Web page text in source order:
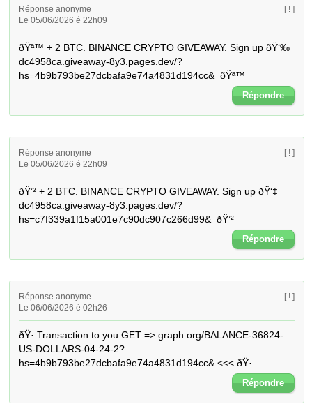
Réponse anonyme
Le 05/06/2026 é 22h09
[ ! ]
ðŸª™ + 2 BTC. BINANCE CRYPTO GIVEAWAY. Sign up ðŸ‘‰
dc4958ca.giveaway-8y3.pages.dev/?
hs=4b9b793be27dcbafa9e74a4831d194cc&  ðŸª™
Répondre
Réponse anonyme
Le 05/06/2026 é 22h09
[ ! ]
ðŸ’² + 2 BTC. BINANCE CRYPTO GIVEAWAY. Sign up ðŸ‘‡
dc4958ca.giveaway-8y3.pages.dev/?
hs=c7f339a1f15a001e7c90dc907c266d99&  ðŸ’²
Répondre
Réponse anonyme
Le 06/06/2026 é 02h26
[ ! ]
ðŸ· Transaction to you.GET => graph.org/BALANCE-36824-
US-DOLLARS-04-24-2?
hs=4b9b793be27dcbafa9e74a4831d194cc& <<< ðŸ·
Répondre